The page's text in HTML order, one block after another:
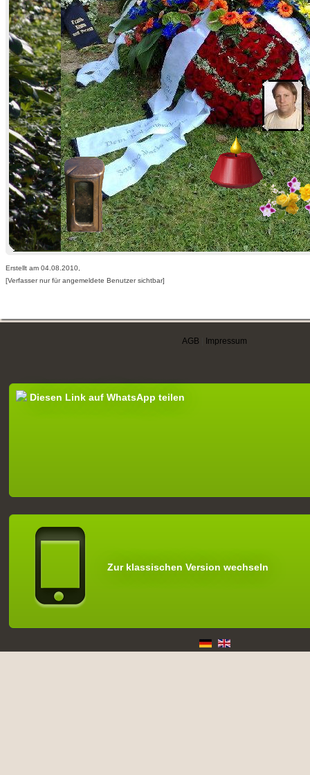
Erstellt am 04.08.2010,
[Verfasser nur für angemeldete Benutzer sichtbar]
AGB Impressum
Diesen Link auf WhatsApp teilen
Zur klassischen Version wechseln